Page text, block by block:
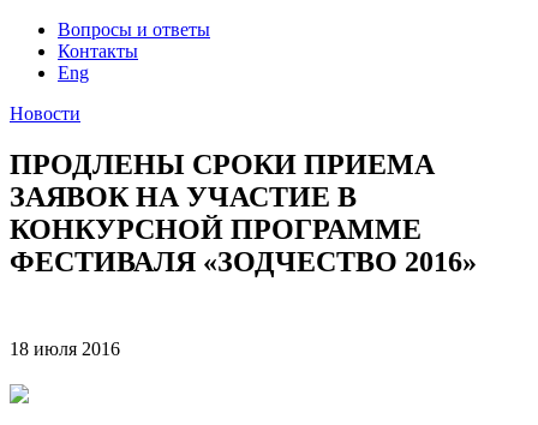
Вопросы и ответы
Контакты
Eng
Новости
ПРОДЛЕНЫ СРОКИ ПРИЕМА
ЗАЯВОК НА УЧАСТИЕ В
КОНКУРСНОЙ ПРОГРАММЕ
ФЕСТИВАЛЯ «ЗОДЧЕСТВО 2016»
18 июля 2016